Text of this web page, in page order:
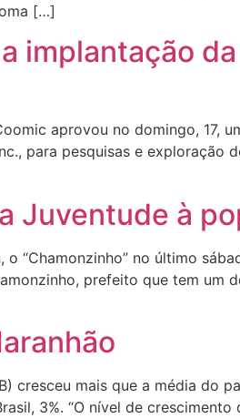
[…]
implantação
aprovou no domingo, 17,
para pesquisas e exploração
Juventude à
“Chamonzinho” no último
prefeito que tem um
cresceu mais que a média do
3%. “O nível de crescimento